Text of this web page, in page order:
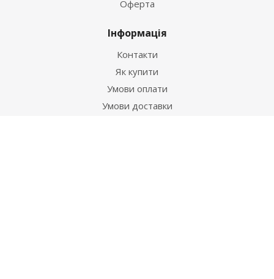
Оферта
Інформація
Контакти
Як купити
Умови оплати
Умови доставки